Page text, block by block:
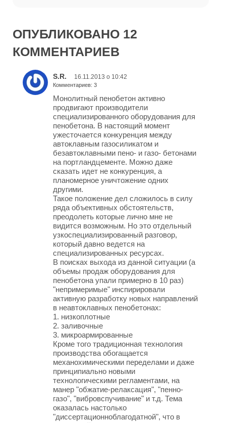
ОПУБЛИКОВАНО 12
КОММЕНТАРИЕВ
S.R. 16.11.2013 о 10:42
Комментариев: 3
Монолитный пенобетон активно
продвигают производители
специализированного оборудования для
пенобетона. В настоящий момент
ужесточается конкуренция между
автоклавным газосиликатом и
безавтоклавными пено- и газо- бетонами
на портландцементе. Можно даже
сказать идет не конкуренция, а
планомерное уничтожение одних
другими.
Такое положение дел сложилось в силу
ряда объективных обстоятельств,
преодолеть которые лично мне не
видится возможным. Но это отдельный
узкоспециализированный разговор,
который давно ведется на
специализированных ресурсах.
В поисках выхода из данной ситуации (а
объемы продаж оборудования для
пенобетона упали примерно в 10 раз)
"непримеримые" инспирировали
активную разработку новых направлений
в неавтоклавных пенобетонах:
1. низкоплотные
2. заливочные
3. микроармированные
Кроме того традиционная технология
производства обогащается
механохимическими переделами и даже
принципиально новыми
технологическими регламентами, на
манер "обжатие-релаксация", "пенно-
газо", "вибровспучивание" и т.д. Тема
оказалась настолько
"диссертационноблагодатной", что в